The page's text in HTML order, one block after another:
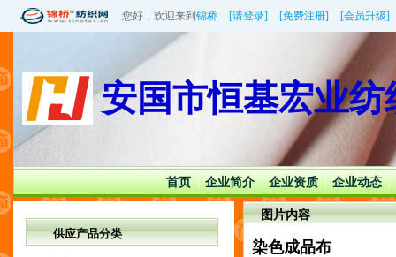
您好，欢迎来到 锦桥 [请登录] [免费注册] [会员升级]
安国市恒基宏业
首页 | 企业简介 | 企业资质 | 企业动态 |
供应产品分类
图片内容
染色成品布